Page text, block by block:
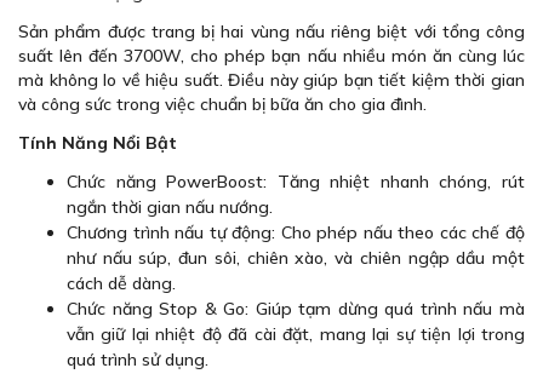
Sản phẩm được trang bị hai vùng nấu riêng biệt với tổng công
suất lên đến 3700W, cho phép bạn nấu nhiều món ăn cùng lúc
mà không lo về hiệu suất. Điều này giúp bạn tiết kiệm thời gian
và công sức trong việc chuẩn bị bữa ăn cho gia đình.
Tính Năng Nổi Bật
Chức năng PowerBoost: Tăng nhiệt nhanh chóng, rút
ngắn thời gian nấu nướng.
Chương trình nấu tự động: Cho phép nấu theo các chế độ
như nấu súp, đun sôi, chiên xào, và chiên ngập dầu một
cách dễ dàng.
Chức năng Stop & Go: Giúp tạm dừng quá trình nấu mà
vẫn giữ lại nhiệt độ đã cài đặt, mang lại sự tiện lợi trong
quá trình sử dụng.